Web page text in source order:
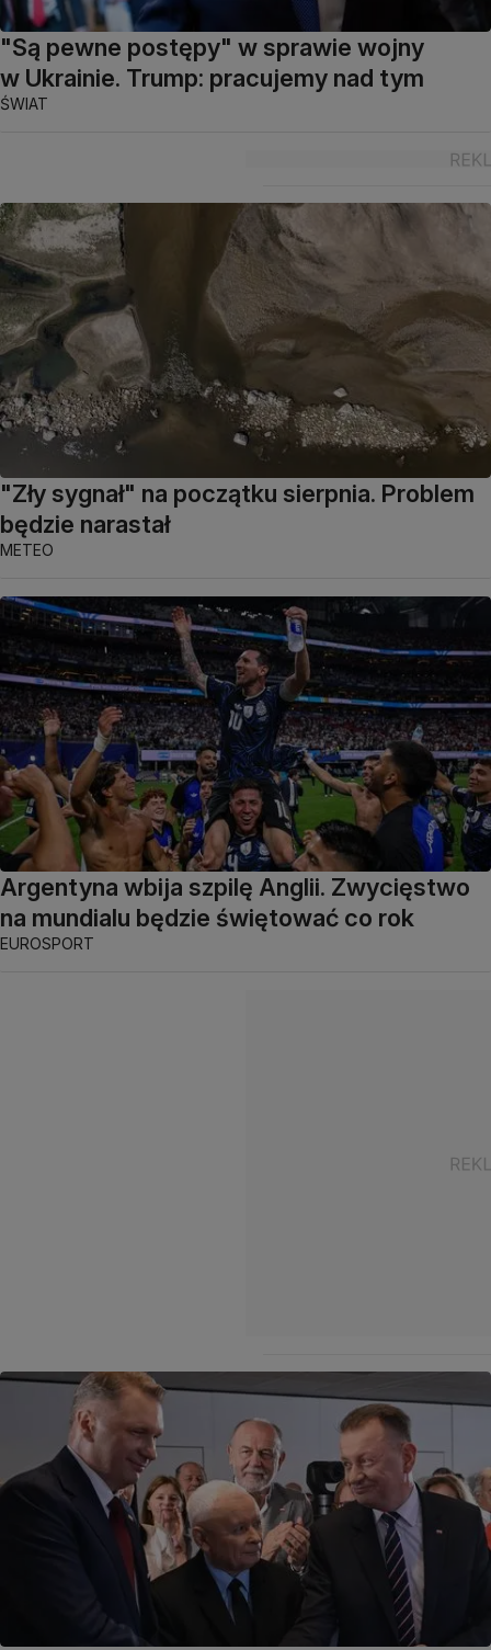
"Są pewne postępy" w sprawie wojny
w Ukrainie. Trump: pracujemy nad tym
ŚWIAT
"Zły sygnał" na początku sierpnia. Problem
będzie narastał
METEO
Argentyna wbija szpilę Anglii. Zwycięstwo
na mundialu będzie świętować co rok
EUROSPORT